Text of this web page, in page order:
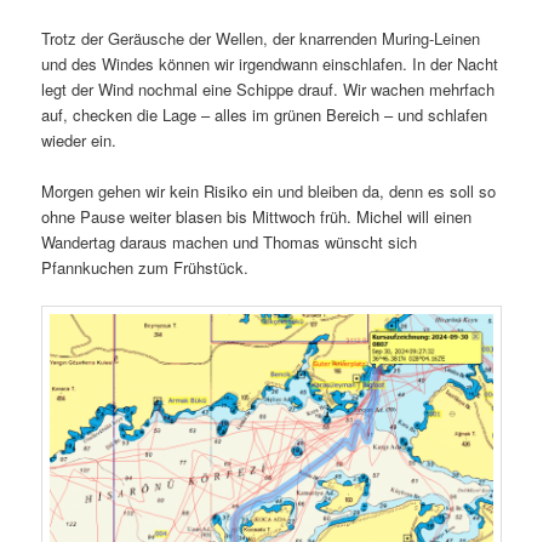
Trotz der Geräusche der Wellen, der knarrenden Muring-Leinen
und des Windes können wir irgendwann einschlafen. In der Nacht
legt der Wind nochmal eine Schippe drauf. Wir wachen mehrfach
auf, checken die Lage – alles im grünen Bereich – und schlafen
wieder ein.
Morgen gehen wir kein Risiko ein und bleiben da, denn es soll so
ohne Pause weiter blasen bis Mittwoch früh. Michel will einen
Wandertag daraus machen und Thomas wünscht sich
Pfannkuchen zum Frühstück.